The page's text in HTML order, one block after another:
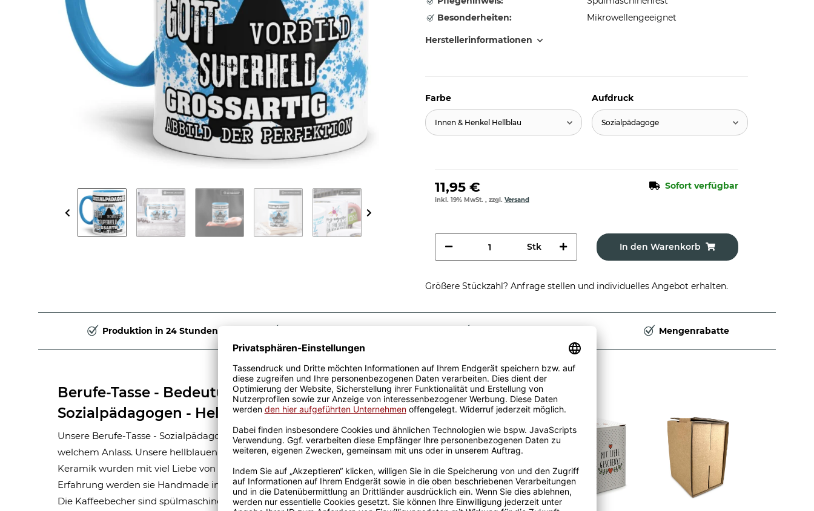
Besonderheiten:
Mikrowellengeeignet
Herstellerinformationen
Farbe
Innen & Henkel Hellblau
Aufdruck
Sozialpädagoge
11,95 € Sofort verfügbar
inkl. 19% MwSt. , zzgl. Versand
Stk In den Warenkorb
Größere Stückzahl? Anfrage stellen und individuelles Angebot erhalten.
Produktion in 24 Stunden Mengenrabatte
Berufe-Tasse - Bedeutung eines
Sozialpädagogen - Hellblau
Unsere Berufe-Tasse - Sozialpädagoge - ist eine tolle Geschenkidee, egal zu
welchem Anlass. Unsere hellblauen Berufe-Tassen aus hochwertiger
Keramik wurden mit viel Liebe von unserem Grafik-Team designt. Mit viel
Erfahrung werden sie Handmade in unserer eigenen Produktion bedruckt.
Die Kaffeebecher sind spülmaschinen- und mikrowellen geeignet. Somit
Passende Verpackungen